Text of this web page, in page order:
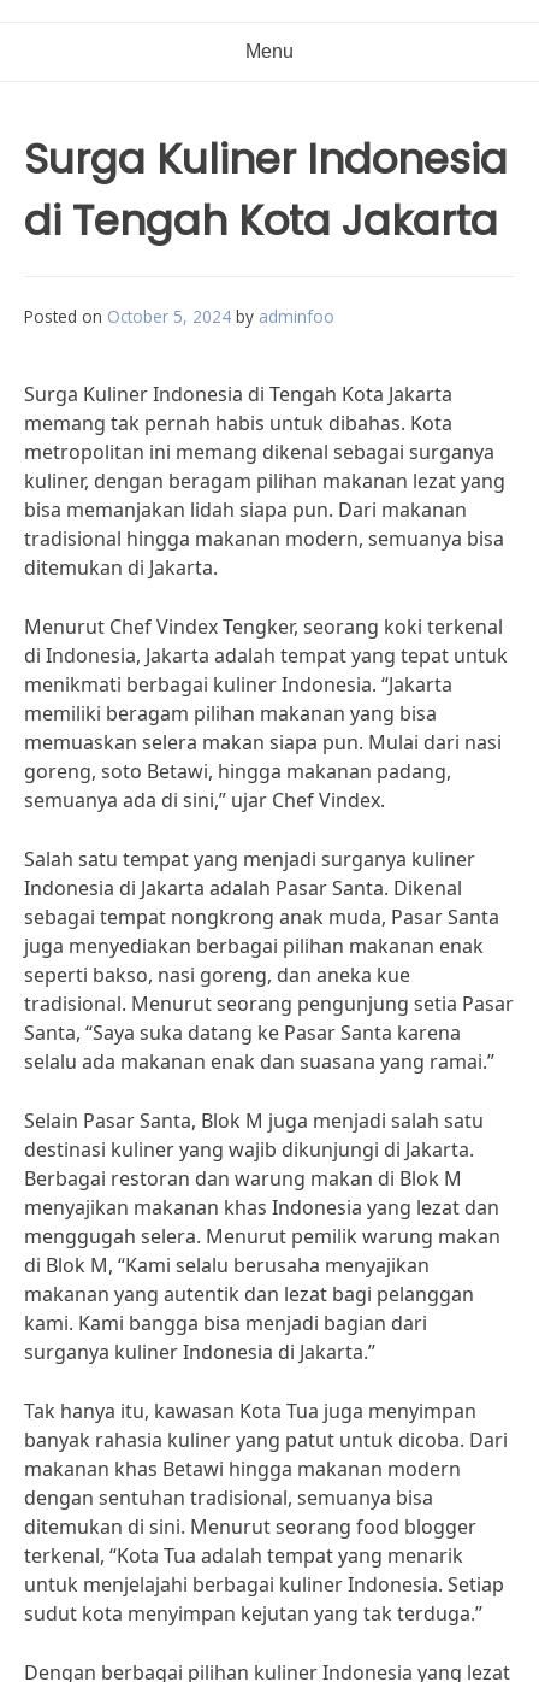
Menu
Surga Kuliner Indonesia
di Tengah Kota Jakarta
Posted on October 5, 2024 by adminfoo
Surga Kuliner Indonesia di Tengah Kota Jakarta
memang tak pernah habis untuk dibahas. Kota
metropolitan ini memang dikenal sebagai surganya
kuliner, dengan beragam pilihan makanan lezat yang
bisa memanjakan lidah siapa pun. Dari makanan
tradisional hingga makanan modern, semuanya bisa
ditemukan di Jakarta.
Menurut Chef Vindex Tengker, seorang koki terkenal
di Indonesia, Jakarta adalah tempat yang tepat untuk
menikmati berbagai kuliner Indonesia. “Jakarta
memiliki beragam pilihan makanan yang bisa
memuaskan selera makan siapa pun. Mulai dari nasi
goreng, soto Betawi, hingga makanan padang,
semuanya ada di sini,” ujar Chef Vindex.
Salah satu tempat yang menjadi surganya kuliner
Indonesia di Jakarta adalah Pasar Santa. Dikenal
sebagai tempat nongkrong anak muda, Pasar Santa
juga menyediakan berbagai pilihan makanan enak
seperti bakso, nasi goreng, dan aneka kue
tradisional. Menurut seorang pengunjung setia Pasar
Santa, “Saya suka datang ke Pasar Santa karena
selalu ada makanan enak dan suasana yang ramai.”
Selain Pasar Santa, Blok M juga menjadi salah satu
destinasi kuliner yang wajib dikunjungi di Jakarta.
Berbagai restoran dan warung makan di Blok M
menyajikan makanan khas Indonesia yang lezat dan
menggugah selera. Menurut pemilik warung makan
di Blok M, “Kami selalu berusaha menyajikan
makanan yang autentik dan lezat bagi pelanggan
kami. Kami bangga bisa menjadi bagian dari
surganya kuliner Indonesia di Jakarta.”
Tak hanya itu, kawasan Kota Tua juga menyimpan
banyak rahasia kuliner yang patut untuk dicoba. Dari
makanan khas Betawi hingga makanan modern
dengan sentuhan tradisional, semuanya bisa
ditemukan di sini. Menurut seorang food blogger
terkenal, “Kota Tua adalah tempat yang menarik
untuk menjelajahi berbagai kuliner Indonesia. Setiap
sudut kota menyimpan kejutan yang tak terduga.”
Dengan berbagai pilihan kuliner Indonesia yang lezat